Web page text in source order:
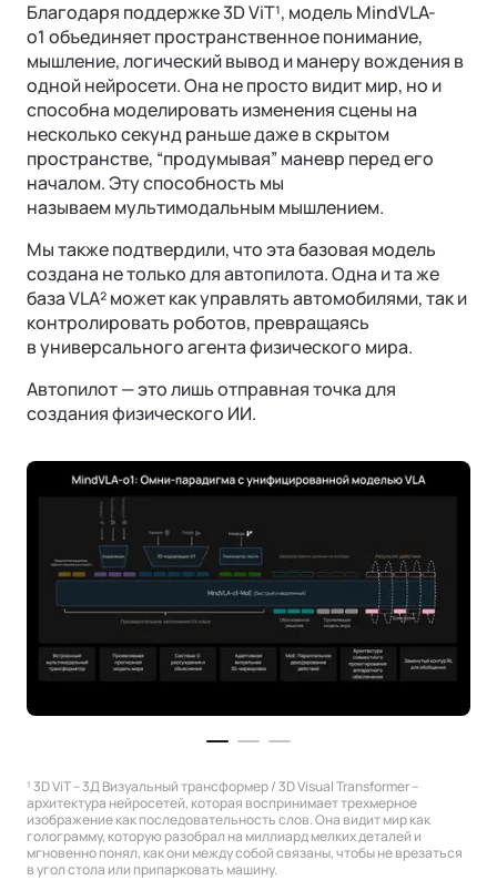
Благодаря поддержке 3D ViT¹, модель MindVLA-
о1 объединяет пространственное понимание,
мышление, логический вывод и манеру вождения в
одной нейросети. Она не просто видит мир, но и
способна моделировать изменения сцены на
несколько секунд раньше даже в скрытом
пространстве, “продумывая” маневр перед его
началом. Эту способность мы
называем мультимодальным мышлением.
Мы также подтвердили, что эта базовая модель
создана не только для автопилота. Одна и та же
база VLA² может как управлять автомобилями, так и
контролировать роботов, превращаясь
в универсального агента физического мира.
Автопилот — это лишь отправная точка для
создания физического ИИ.
¹ 3D ViT – 3Д Визуальный трансформер / 3D Visual Transformer –
архитектура нейросетей, которая воспринимает трехмерное
изображение как последовательность слов. Она видит мир как
голограмму, которую разобрал на миллиард мелких деталей и
мгновенно понял, как они между собой связаны, чтобы не врезаться
в угол стола или припарковать машину.